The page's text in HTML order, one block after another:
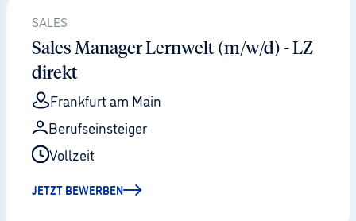
SALES
Sales Manager Lernwelt (m/w/d) - LZ
direkt
Frankfurt am Main
Berufseinsteiger
Vollzeit
JETZT BEWERBEN